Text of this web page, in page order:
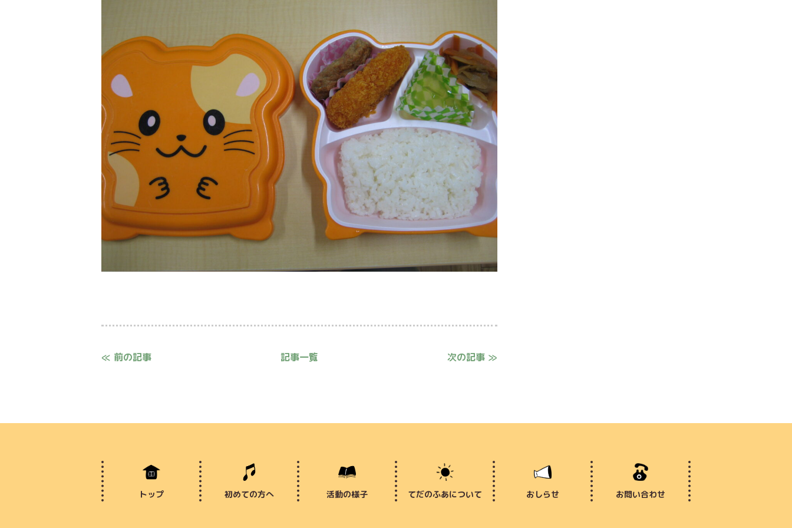
≪ 前の記事 記事一覧 次の記事 ≫
トップ 初めての方へ 活動の様子 てだのふあについて おしらせ お問い合わせ